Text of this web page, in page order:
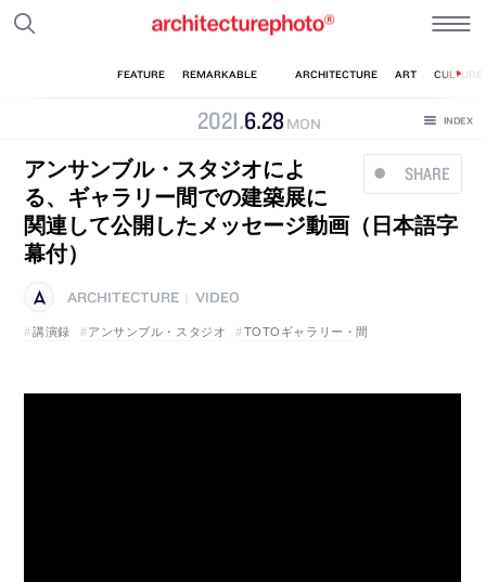
2021.6.28 MON
SHARE
アンサンブル・スタジオによ
る、ギャラリー間での建築展に
関連して公開したメッセージ動画（日本語字
幕付）
ARCHITECTURE
VIDEO
講演録
アンサンブル・スタジオ TOTOギャラリー・間